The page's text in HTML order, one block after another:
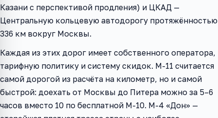
Казани с перспективой продления) и ЦКАД —
Центральную кольцевую автодорогу протяжённостью
336 км вокруг Москвы.
Каждая из этих дорог имеет собственного оператора,
тарифную политику и систему скидок. М-11 считается
самой дорогой из расчёта на километр, но и самой
быстрой: доехать от Москвы до Питера можно за 5–6
часов вместо 10 по бесплатной М-10. М-4 «Дон» —